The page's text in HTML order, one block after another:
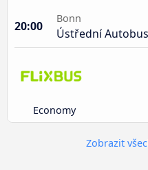
20:00
Bonn
Ústřední
Economy
Zobrazit